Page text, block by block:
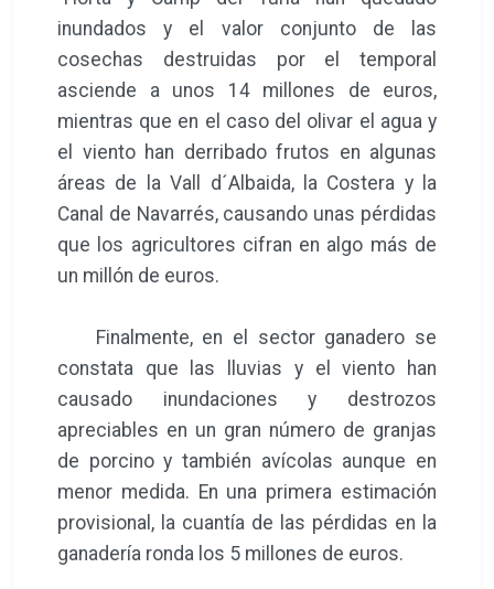
inundados y el valor conjunto de las
cosechas destruidas por el temporal
asciende a unos 14 millones de euros,
mientras que en el caso del olivar el agua y
el viento han derribado frutos en algunas
áreas de la Vall d´Albaida, la Costera y la
Canal de Navarrés, causando unas pérdidas
que los agricultores cifran en algo más de
un millón de euros.
Finalmente, en el sector ganadero se
constata que las lluvias y el viento han
causado inundaciones y destrozos
apreciables en un gran número de granjas
de porcino y también avícolas aunque en
menor medida. En una primera estimación
provisional, la cuantía de las pérdidas en la
ganadería ronda los 5 millones de euros.